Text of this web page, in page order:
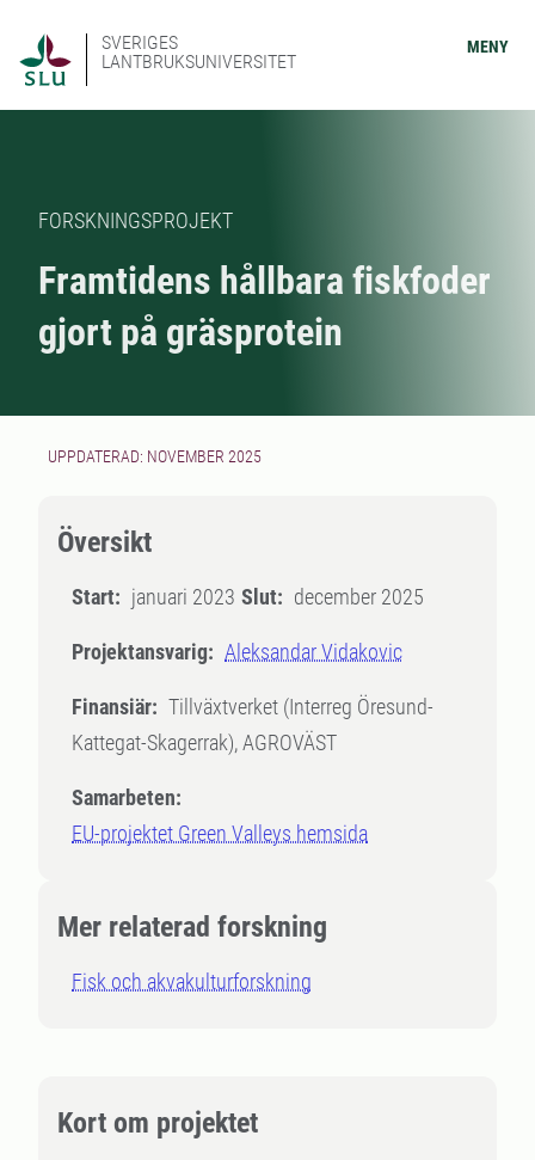
SVERIGES
LANTBRUKSUNIVERSITET
MENY
FORSKNINGSPROJEKT
Framtidens hållbara fiskfoder
gjort på gräsprotein
UPPDATERAD: NOVEMBER 2025
Översikt
Start: januari 2023 Slut: december 2025
Projektansvarig: Aleksandar Vidakovic
Finansiär: Tillväxtverket (Interreg Öresund-
Kattegat-Skagerrak), AGROVÄST
Samarbeten:
EU-projektet Green Valleys hemsida
Mer relaterad forskning
Fisk och akvakulturforskning
Kort om projektet